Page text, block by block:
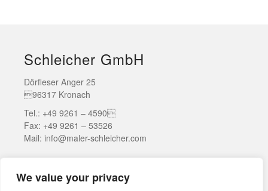
We value your privacy
Schleicher GmbH
Dörfleser Anger 25
96317 Kronach
Tel.: +49 9261 – 4590
Fax: +49 9261 – 53526
Mail: info@maler-schleicher.com